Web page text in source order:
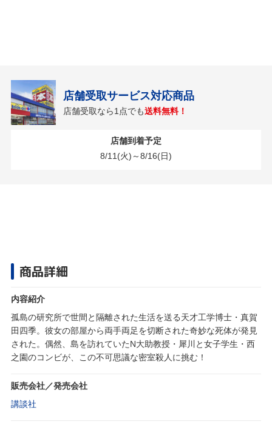
店舗受取サービス対応商品
店舗受取なら1点でも送料無料！
店舗到着予定
8/11(火)～8/16(日)
商品詳細
内容紹介
孤島の研究所で世間と隔離された生活を送る天才工学博士・真賀
田四季。彼女の部屋から両手両足を切断された奇妙な死体が発見
された。偶然、島を訪れていたN大助教授・犀川と女子学生・西
之園のコンビが、この不可思議な密室殺人に挑む！
販売会社／発売会社
講談社